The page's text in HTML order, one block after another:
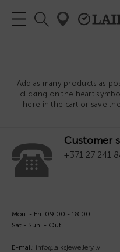
Add as many products as
clicking on the heart
here in the cart or save
Customer
+371 27 241
Mon. - Fri. 09:00 - 18:00
Sat - Sun. - Out.
E-mail: info@laiksjewellery.lv